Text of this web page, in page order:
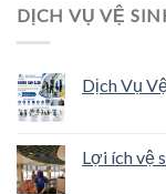
DỊCH VỤ VỆ
Dịch Vụ
Lợi ích vệ